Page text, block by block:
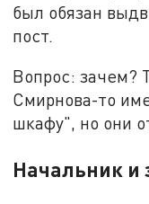
был обязан
пост.
Вопрос: зачем?
Смирнова-то
шкафу", но они
Начальник и